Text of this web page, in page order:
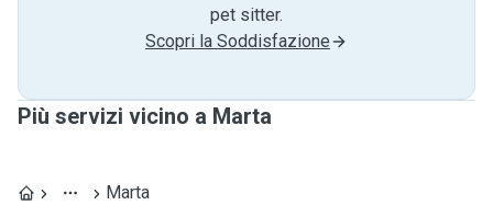
pet sitter.
Scopri la Soddisfazione
Più servizi vicino a Marta
Marta